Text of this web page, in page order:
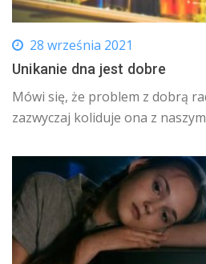
28 września 2021
Unikanie dna jest dobre
Mówi się, że problem z dobrą
zazwyczaj koliduje ona z